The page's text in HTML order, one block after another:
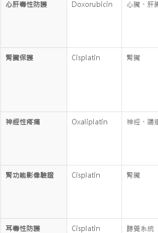
心肝毒性防護 Doxorubicin 心臟、肝臟
腎臟保護 Cisplatin 腎臟
神經性疼痛 Oxaliplatin 神經、腸道
腎功能影像驗證 Cisplatin 腎臟
耳毒性防護 Cisplatin 聽覺系統